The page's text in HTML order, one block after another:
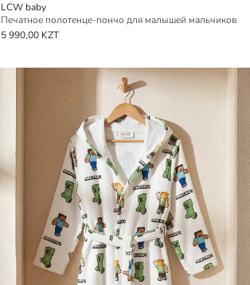
LCW baby
Печатное полотенце-пончо для малышей мальчиков
5 990,00 KZT